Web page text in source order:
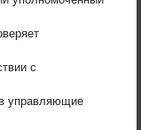
с
управляющие